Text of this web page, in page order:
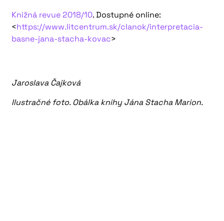
Knižná revue 2018/10. Dostupné online:
<https://www.litcentrum.sk/clanok/interpretacia-
basne-jana-stacha-kovac>
Jaroslava Čajková
Ilustračné foto. Obálka knihy Jána Stacha Marion.